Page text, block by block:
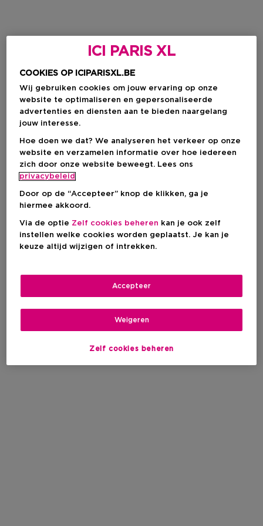
ICI PARIS XL
COOKIES OP ICIPARISXL.BE
Wij gebruiken cookies om jouw ervaring op onze
website te optimaliseren en gepersonaliseerde
advertenties en diensten aan te bieden naargelang
jouw interesse.
Hoe doen we dat? We analyseren het verkeer op onze
website en verzamelen informatie over hoe iedereen
zich door onze website beweegt. Lees ons
privacybeleid
Door op de “Accepteer” knop de klikken, ga je
hiermee akkoord.
Via de optie Zelf cookies beheren kan je ook zelf
instellen welke cookies worden geplaatst. Je kan je
keuze altijd wijzigen of intrekken.
Zelf cookies beheren
Weigeren
Accepteer